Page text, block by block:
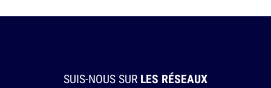
SUIS-NOUS SUR LES RÉSEAUX